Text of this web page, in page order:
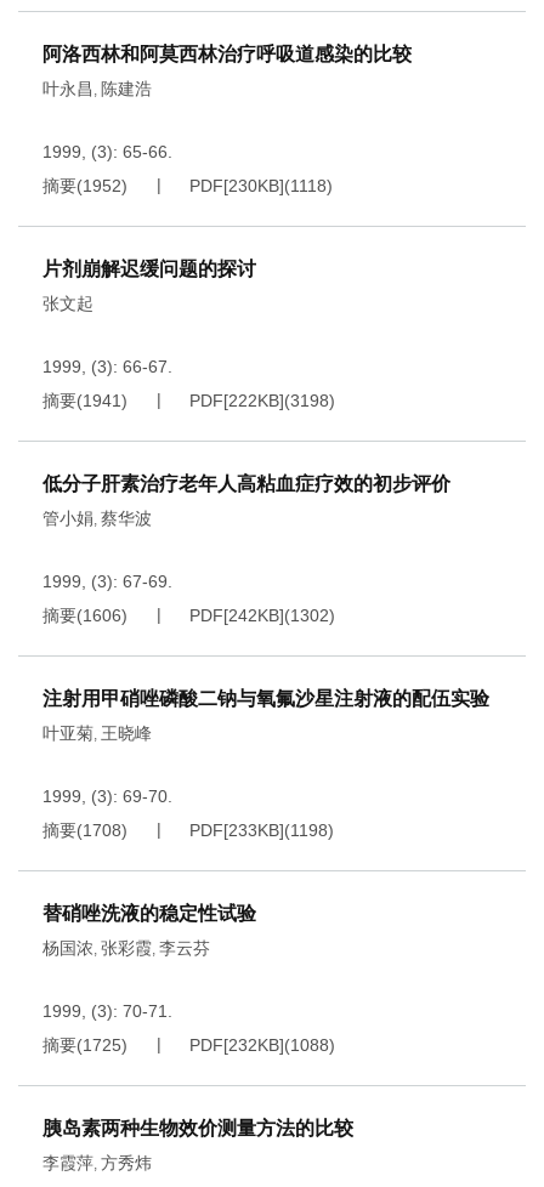
阿洛西林和阿莫西林治疗呼吸道感染的比较
叶永昌 , 陈建浩
1999, (3): 65-66.
摘要(1952) PDF[230KB](1118)
片剂崩解迟缓问题的探讨
张文起
1999, (3): 66-67.
摘要(1941) PDF[222KB](3198)
低分子肝素治疗老年人高粘血症疗效的初步评价
管小娟, 蔡华波
1999, (3): 67-69.
摘要(1606) PDF[242KB](1302)
注射用甲硝唑磷酸二钠与氧氟沙星注射液的配伍实验
叶亚菊, 王晓峰
1999, (3): 69-70.
摘要(1708) PDF[233KB](1198)
替硝唑洗液的稳定性试验
杨国浓, 张彩霞, 李云芬
1999, (3): 70-71.
摘要(1725) PDF[232KB](1088)
胰岛素两种生物效价测量方法的比较
李霞萍, 方秀炜